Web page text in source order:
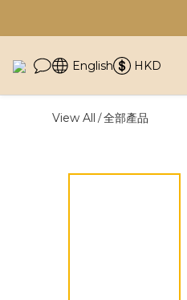
English HKD
View All /全部產品